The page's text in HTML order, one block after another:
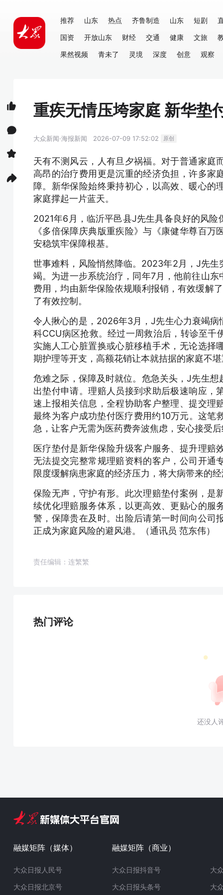
推荐 山东 热点 齐鲁制造 山东 短剧
国资
开放山东 财经 交通 健康 文旅
果然视频
青未了 灵境 深度 创意 观察
重疾无情压垮家庭 新华垫
大众新闻·海报新闻 2026-07-09 17:52:02 原创
天有不测风云，人有旦夕祸福。对于普通家庭
高昂的治疗费用更是沉重的经济负担，许多家
障。新华保险始终秉持初心，以高效、暖心的
家庭撑起一片蓝天。
2021年6月，临沂平邑县J先生具备良好的风
《多倍保障庆典版重疾险》与《康健华尊百
安稳筑牢保障根基。
世事难料，风险悄然降临。2023年2月，J先
竭。为进一步系统治疗，同年7月，他前往山
费用，均由新华保险依规顺利报销，有效缓解
了有效控制。
令人揪心的是，2026年3月，J先生心力衰竭
科CCU病区抢救。经过一周救治后，转诊至
实施人工心脏置换或心脏移植手术，无论选择
期护理等开支，高额花销让本就拮据的家庭不
危难之际，保障及时就位。危急关头，J先生
出垫付申请。理赔人员接到求助后极速响应，
速上报相关信息，全程协助客户整理、提交理
最终为客户成功垫付医疗费用约10万元。这笔
急，让客户无需为医药费奔波焦虑，安心接受
医疗垫付是新华保险升级客户服务、提升理赔
无法提交完整常规理赔资料的客户，公司开通
限度缓解病患家庭的经济压力，将大病带来的
保险无声，守护有形。此次理赔垫付案例，是
续优化理赔服务体系，以更高效、更贴心的服
警，保障贵在及时。出险后请第一时间向公司
正成为家庭风险的避风港。（通讯员 范东伟）
责任编辑：连繁繁
热门评论
还没人
融媒矩阵（媒体）
大众日报人民号
大众日报北京号
融媒矩阵（商业）
大众日报抖音号
大众日报头条号
大
大